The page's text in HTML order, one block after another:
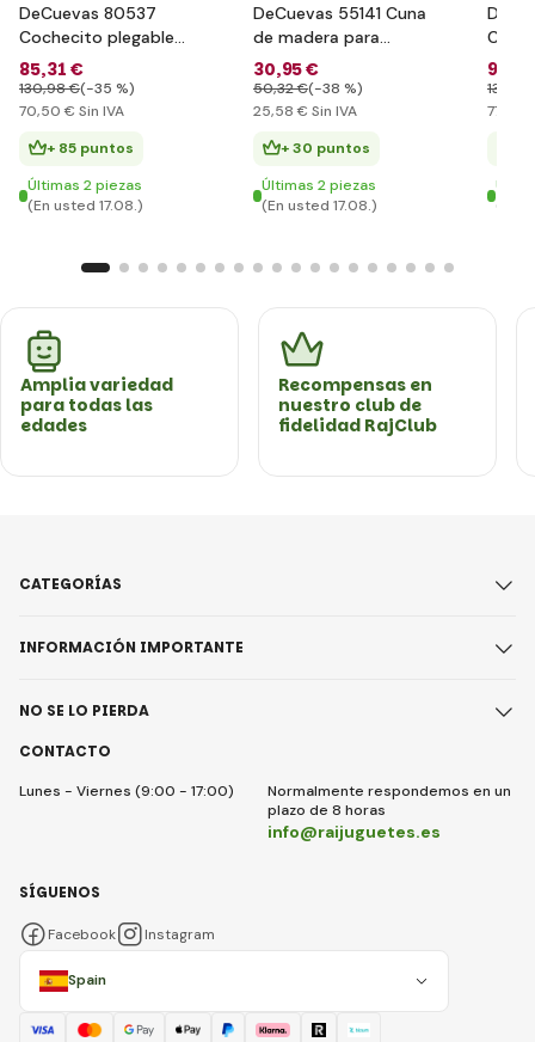
DeCuevas 80537
Cochecito plegable
para muñecas 3 en 1
con mochila TOP
Collection
85,31 €
130,98 €(-35 %)
70,50 € Sin IVA
+ 85 puntos
Últimas 2 piezas
(En usted 17.08.)
DeCuevas 55141 Cuna
de madera para
muñecas con
accesorios Ocean
Fantasy 2021
30,95 €
50,32 €(-38 %)
25,58 € Sin IVA
+ 30 puntos
Últimas 2 piezas
(En usted 17.08.)
para
con
93
130
77
(En
Amplia variedad
para todas las
edades
Recompensas en
nuestro club de
fidelidad RajClub
CONTACTO
Lunes - Viernes (9:00 - 17:00)
Normalmente respondemos en un
plazo de 8 horas
info@raijuguetes.es
CATEGORÍAS
INFORMACIÓN IMPORTANTE
NO SE LO PIERDA
Spain
SÍGUENOS
Facebook Instagram